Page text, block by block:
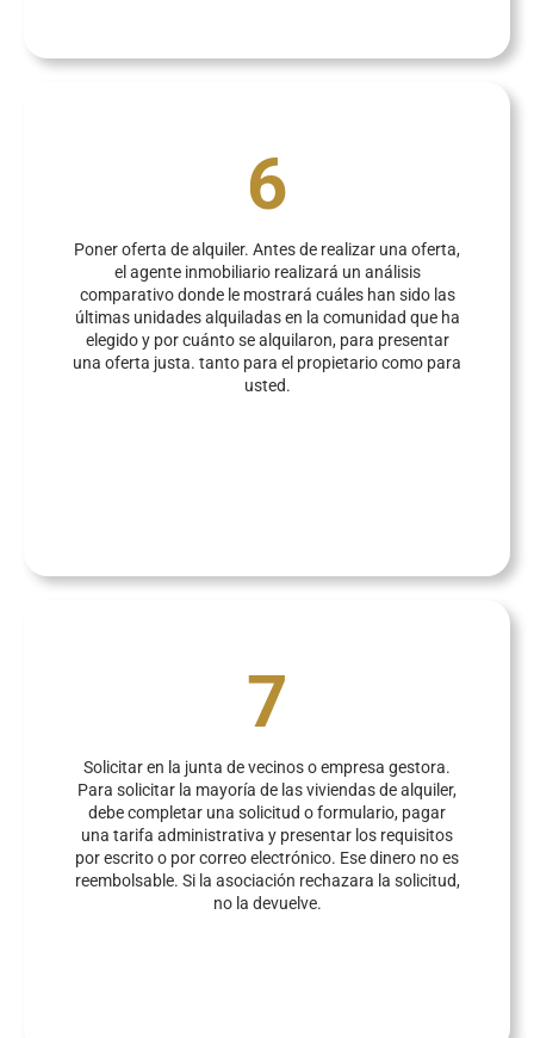
6
Poner oferta de alquiler. Antes de realizar una oferta,
el agente inmobiliario realizará un análisis
comparativo donde le mostrará cuáles han sido las
últimas unidades alquiladas en la comunidad que ha
elegido y por cuánto se alquilaron, para presentar
una oferta justa. tanto para el propietario como para
usted.
7
Solicitar en la junta de vecinos o empresa gestora.
Para solicitar la mayoría de las viviendas de alquiler,
debe completar una solicitud o formulario, pagar
una tarifa administrativa y presentar los requisitos
por escrito o por correo electrónico. Ese dinero no es
reembolsable. Si la asociación rechazara la solicitud,
no la devuelve.